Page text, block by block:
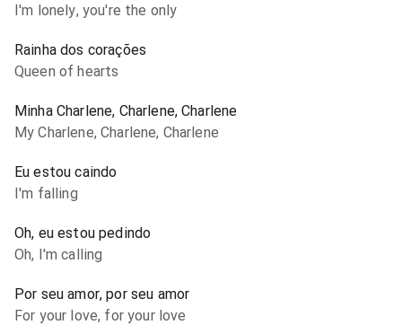
I'm lonely, you're the only
Rainha dos corações
Queen of hearts
Minha Charlene, Charlene, Charlene
My Charlene, Charlene, Charlene
Eu estou caindo
I'm falling
Oh, eu estou pedindo
Oh, I'm calling
Por seu amor, por seu amor
For your love, for your love